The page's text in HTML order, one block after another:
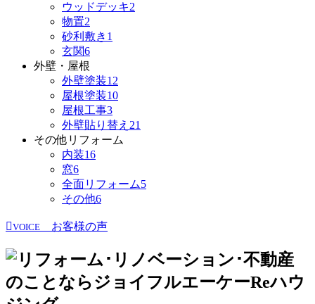
ウッドデッキ2
物置2
砂利敷き 1
玄関6
外壁・屋根
外壁塗装12
屋根塗装10
屋根工事3
外壁貼り替え 21
その他リフォーム
内装16
窓6
全面リフォーム5
その他6
VOICE お客様の声